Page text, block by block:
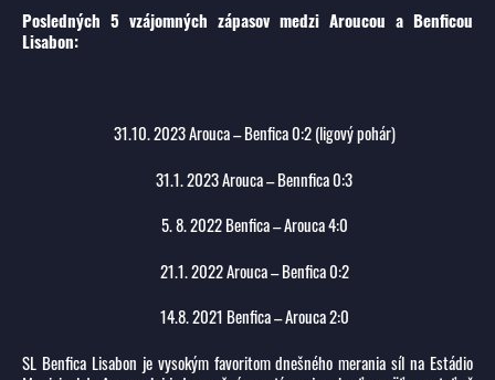
Posledných 5 vzájomných zápasov medzi Aroucou a Benficou
Lisabon:
31.10. 2023 Arouca – Benfica 0:2 (ligový pohár)
31.1. 2023 Arouca – Bennfica 0:3
5. 8. 2022 Benfica – Arouca 4:0
21.1. 2022 Arouca – Benfica 0:2
14.8. 2021 Benfica – Arouca 2:0
SL Benfica Lisabon je vysokým favoritom dnešného merania síl na Estádio